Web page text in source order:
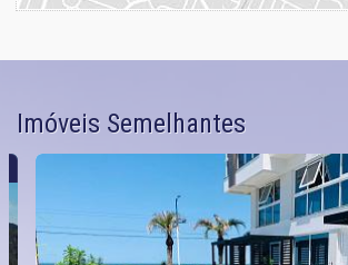
Imóveis Semelhantes